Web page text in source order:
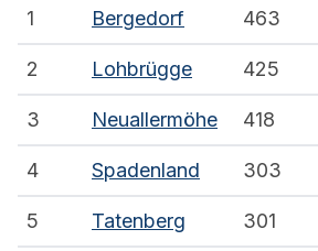
1 Bergedorf 463
2 Lohbrügge 425
3 Neuallermöhe 418
4 Spadenland 303
5 Tatenberg 301